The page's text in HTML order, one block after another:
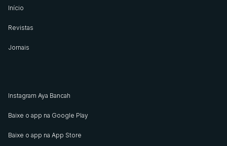
Início
Revistas
Jornais
Instagram Aya Bancah
Baixe o app na Google Play
Baixe o app na App Store